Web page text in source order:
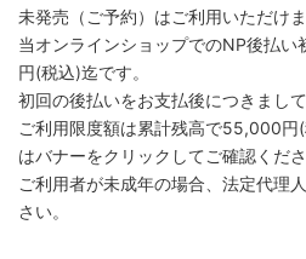
未発売（ご予約）はご利用いただけま
当オンラインショップでのNP後払
円(税込)迄です。
初回の後払いをお支払後につきまし
ご利用限度額は累計残高で55,000円
はバナーをクリックしてご確認くださ
ご利用者が未成年の場合、法定代理
さい。